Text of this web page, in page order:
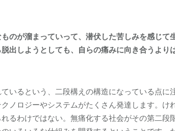
のが溜まっていって、潜伏した苦しみを感じて
出しようとしても、自らの痛みに向き合うより
いるという、二段構えの構造になっている点に
ノロジーやシステムがたくさん発達します。けれ
るわけではない。無痛化する社会がその第二段